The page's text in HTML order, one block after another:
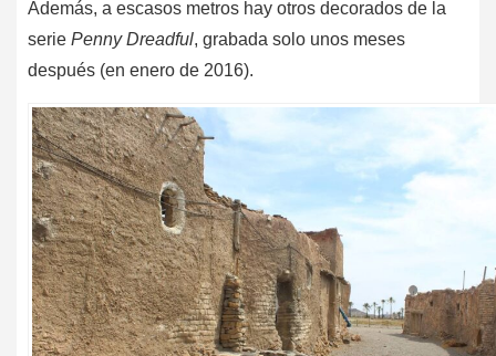
Además, a escasos metros hay otros decorados de la
serie Penny Dreadful, grabada solo unos meses
después (en enero de 2016).